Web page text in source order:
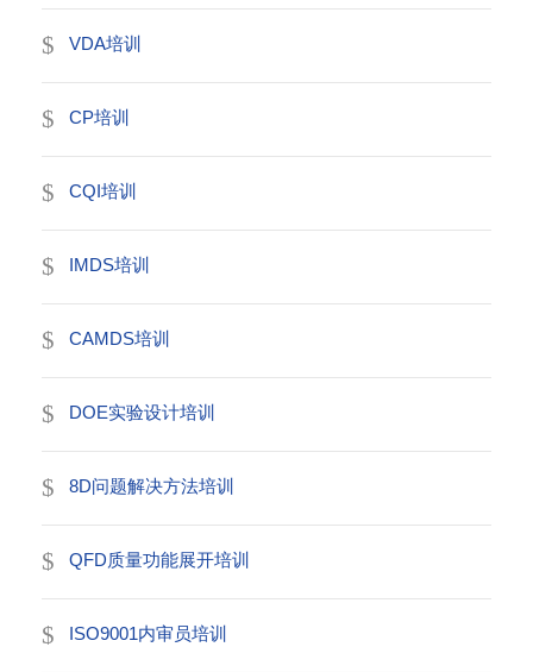
VDA培训
CP培训
CQI培训
IMDS培训
CAMDS培训
DOE实验设计培训
8D问题解决方法培训
QFD质量功能展开培训
ISO9001内审员培训